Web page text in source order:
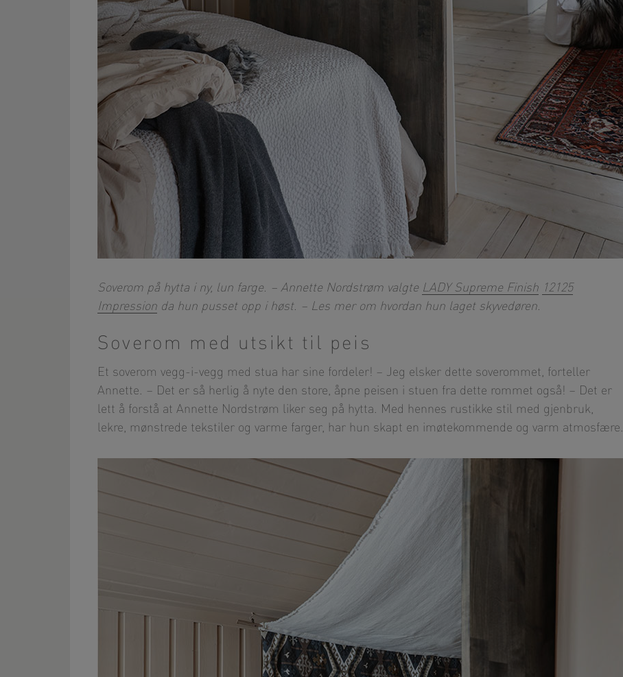
Soverom på hytta i ny, lun farge. – Annette Nordstrøm valgte LADY Supreme Finish 12125
Impression da hun pusset opp i høst. – Les mer om hvordan hun laget skyvedøren.
Soverom med utsikt til peis
Et soverom vegg-i-vegg med stua har sine fordeler! – Jeg elsker dette soverommet, forteller
Annette. – Det er så herlig å nyte den store, åpne peisen i stuen fra dette rommet også! – Det er
lett å forstå at Annette Nordstrøm liker seg på hytta. Med hennes rustikke stil med gjenbruk,
lekre, mønstrede tekstiler og varme farger, har hun skapt en imøtekommende og varm atmosfære.